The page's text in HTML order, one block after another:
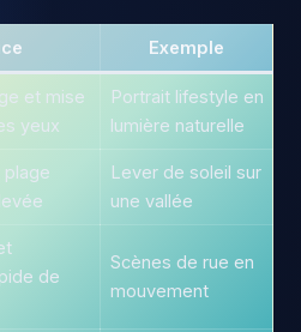
Exemple
et mise
yeux
Portrait lifestyle en
lumière naturelle
plage
Lever de soleil sur
une vallée
de
Scènes de rue en
mouvement